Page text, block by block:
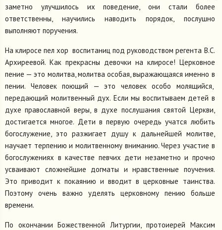
заметно улучшилось их поведение, они стали более
ответственны, научились наводить порядок, послушно
выполняют поручения.
На клиросе пел хор воспитаниц под руководством регента В.С.
Архиреевой. Как прекрасны девочки на клиросе! Церковное
пение — это молитва, молитва особая, выражающаяся именно в
пении. Человек поющий — это человек особо молящийся,
передающий молитвенный дух. Если мы воспитываем детей в
духе православной веры, в духе послушания святой Церкви,
достигается многое. Дети в первую очередь учатся любить
богослужение, это разжигает душу к дальнейшей молитве,
научает терпению и молитвенному вниманию. Через участие в
богослужениях в качестве певчих дети незаметно и прочно
усваивают сложнейшие догматы и нравственные поучения.
Это приводит к покаянию и вводит в церковные таинства.
Поэтому очень важно уделять церковному пению больше
времени.
По окончании Божественной Литургии, протоиерей Максим